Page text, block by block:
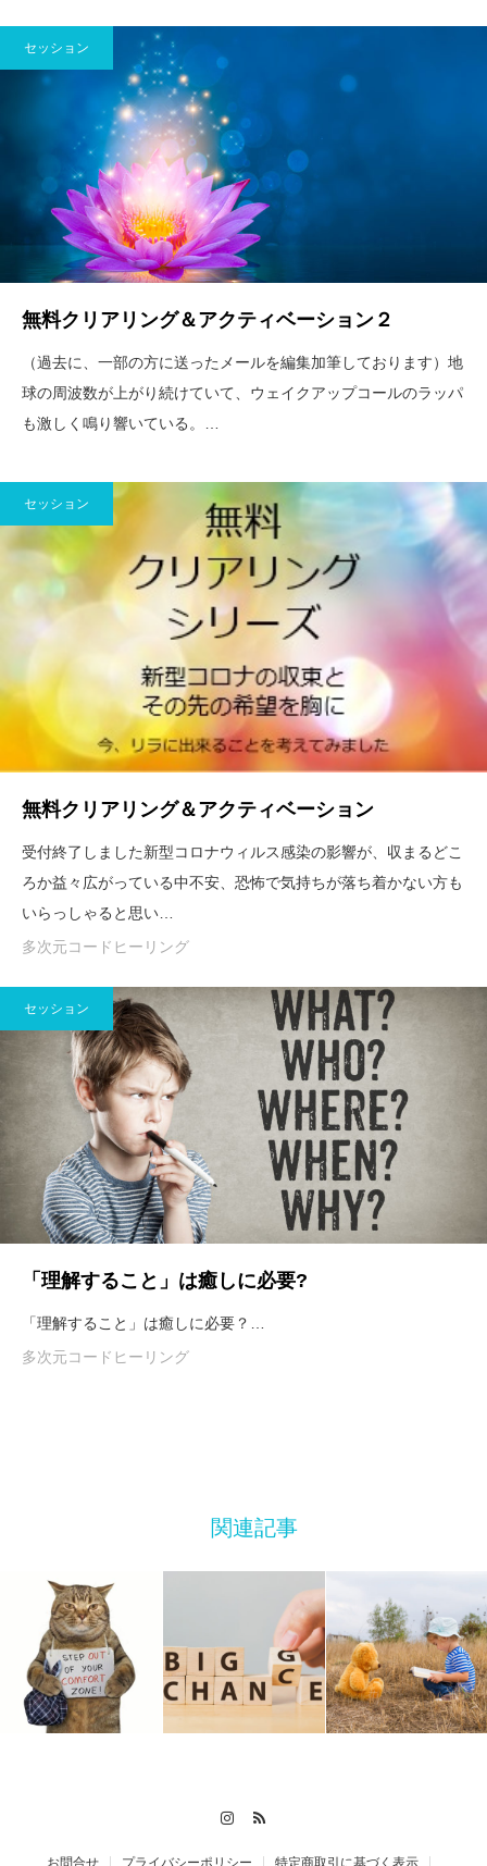
セッション
無料クリアリング＆アクティベーション２
（過去に、一部の方に送ったメールを編集加筆しております）地
球の周波数が上がり続けていて、ウェイクアップコールのラッパ
も激しく鳴り響いている。…
セッション
無料クリアリング＆アクティベーション
受付終了しました新型コロナウィルス感染の影響が、収まるどこ
ろか益々広がっている中不安、恐怖で気持ちが落ち着かない方も
いらっしゃると思い…
多次元コードヒーリング
セッション
「理解すること」は癒しに必要?
「理解すること」は癒しに必要？…
多次元コードヒーリング
関連記事